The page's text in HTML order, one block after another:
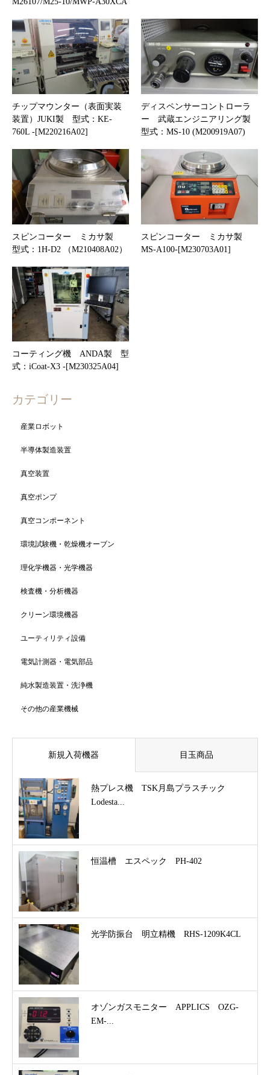
チップマウンター（表面実装
装置）JUKI製 型式：KE-
760L -[M220216A02]
ディスペンサーコントローラ
ー 武蔵エンジニアリング製
型式：MS-10 (M200919A07)
スピンコーター ミカサ製
型式：1H-D2 （M210408A02）
スピンコーター ミカサ製
MS-A100-[M230703A01]
コーティング機 ANDA製 型
式：iCoat-X3 -[M230325A04]
カテゴリー
産業ロボット
半導体製造装置
真空装置
真空ポンプ
真空コンポーネント
環境試験機・乾燥機オーブン
理化学機器・光学機器
検査機・分析機器
クリーン環境機器
ユーティリティ設備
電気計測器・電気部品
純水製造装置・洗浄機
その他の産業機械
新規入荷機器 目玉商品
熱プレス機 TSK月島プラスチック
Lodesta...
恒温槽 エスペック PH-402
光学防振台 明立精機 RHS-1209K4CL
オゾンガスモニター APPLICS OZG-
EM-...